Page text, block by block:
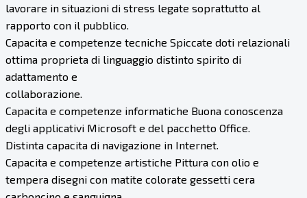
lavorare in situazioni di stress legate soprattutto al
rapporto con il pubblico.
Capacita e competenze tecniche Spiccate doti relazionali
ottima proprieta di linguaggio distinto spirito di
adattamento e
collaborazione.
Capacita e competenze informatiche Buona conoscenza
degli applicativi Microsoft e del pacchetto Office.
Distinta capacita di navigazione in Internet.
Capacita e competenze artistiche Pittura con olio e
tempera disegni con matite colorate gessetti cera